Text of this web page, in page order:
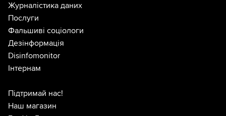
Журналістика даних
Послуги
Фальшиві соціологи
Дезінформація
Disinfomonitor
Інтернам
Підтримай нас!
Наш магазин